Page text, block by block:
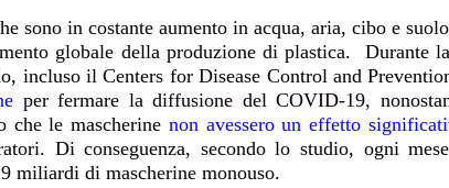
sono in costante aumento in acqua, aria, cibo e
globale della produzione di plastica. Durante
incluso il Centers for Disease Control and
per fermare la diffusione del COVID-19,
che le mascherine non avessero un effetto
Di conseguenza, secondo lo studio, ogni
miliardi di mascherine monouso.